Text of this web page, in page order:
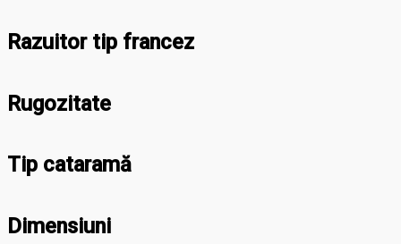
Razuitor tip francez
Rugozitate
Tip cataramă
Dimensiuni